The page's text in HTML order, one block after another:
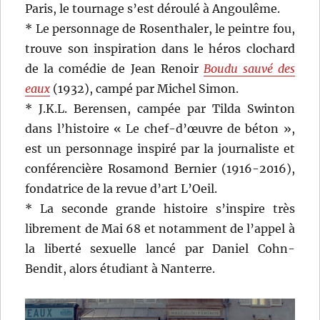
Paris, le tournage s’est déroulé à Angoulême.
* Le personnage de Rosenthaler, le peintre fou,
trouve son inspiration dans le héros clochard
de la comédie de Jean Renoir Boudu sauvé des
eaux (1932), campé par Michel Simon.
* J.K.L. Berensen, campée par Tilda Swinton
dans l’histoire « Le chef-d’œuvre de béton »,
est un personnage inspiré par la journaliste et
conférencière Rosamond Bernier (1916-2016),
fondatrice de la revue d’art L’Oeil.
* La seconde grande histoire s’inspire très
librement de Mai 68 et notamment de l’appel à
la liberté sexuelle lancé par Daniel Cohn-
Bendit, alors étudiant à Nanterre.